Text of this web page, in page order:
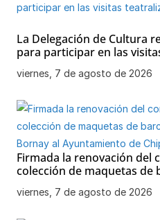
La Delegación de Cultura
para participar en las
de Chipiona
viernes, 7 de agosto de 2026
Firmada la renovación del
colección de maquetas de
Bornay al Ayuntamiento de
viernes, 7 de agosto de 2026